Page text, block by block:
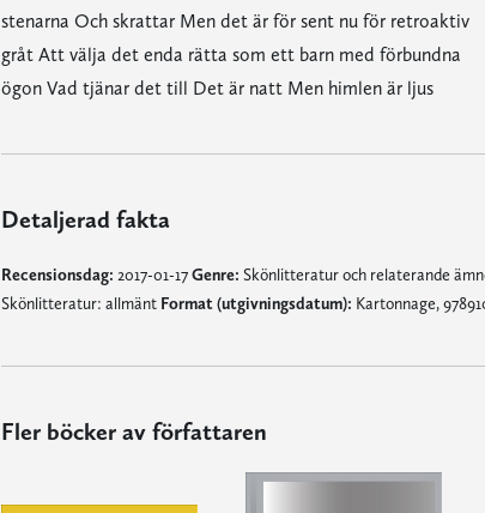
stenarna Och skrattar Men det är för sent nu för retroaktiv
gråt Att välja det enda rätta som ett barn med förbundna
ögon Vad tjänar det till Det är natt Men himlen är ljus
Detaljerad fakta
Recensionsdag: 2017-01-17Genre: Skönlitteratur och relaterande
Skönlitteratur: allmänt Format (utgivningsdatum): Kartonnage,
Fler böcker av författaren